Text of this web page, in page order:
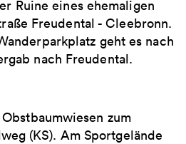
Ruine eines ehemaligen
Freudental - Cleebronn.
geht es nach
nach Freudental.
zum
(KS). Am Sportgelände